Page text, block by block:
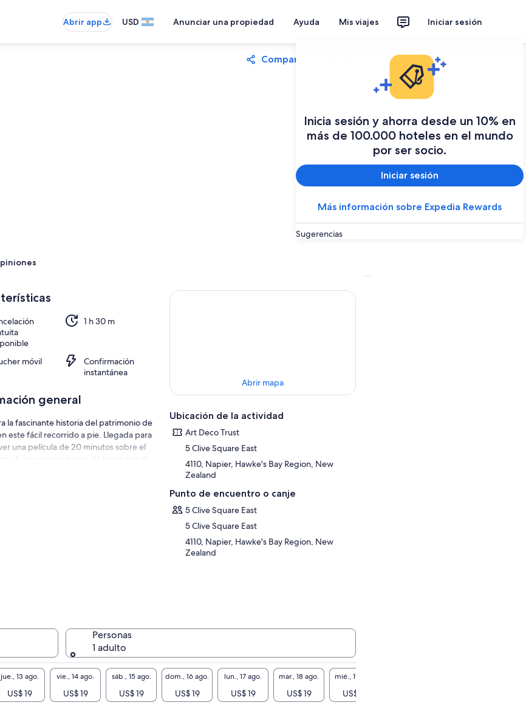
Abrir app USD Anunciar una propiedad Ayuda Mis viajes Iniciar sesión
Inicia sesión y ahorra desde un 10% en
más de 100.000 hoteles en el mundo
por ser socio.
Iniciar sesión
Más información sobre Expedia Rewards
Sugerencias
Compartir
1 h 30 m
móvil
Confirmación
instantánea
general
la fascinante historia del patrimonio de
este fácil recorrido a pie. Llegada para
una película de 20 minutos sobre el
y luego dar un paseo de horas por el
la ciudad para ver la arquitectura art
Abrir mapa
Ubicación de la actividad
Art Deco Trust
5 Clive Square East
4110, Napier, Hawke's Bay Region, New
Zealand
Punto de encuentro o canje
5 Clive Square East
5 Clive Square East
4110, Napier, Hawke's Bay Region, New
Zealand
Personas
1 adulto
jue., 13 ago.
US$ 19
vie., 14 ago.
US$ 19
sáb., 15 ago.
US$ 19
dom., 16 ago.
US$ 19
lun., 17 ago.
US$ 19
mar., 18 ago.
US$ 19
mié., 19 ago.
US$ 19